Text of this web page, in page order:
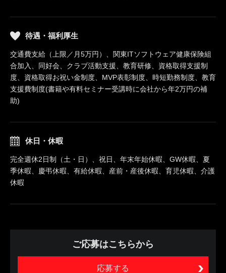
待遇・福利厚生
交通費支給（上限／月5万円）、関東ITソフトウェア健康保険組
合加入、同好会、クラブ活動支援、教育研修、資格取得支援制
度、資格取得お祝い金制度、MVP表彰制度、時短勤務制度、教育
支援費制度(書籍や有料セミナー受講時に会社から年2万円の補
助)
休日・休暇
完全週休2日制（土・日）、祝日、年末年始休暇、GW休暇、夏
季休暇、慶弔休暇、有給休暇、産前・産後休暇、育児休暇、介護
休暇
ご応募はこちらから
応募する